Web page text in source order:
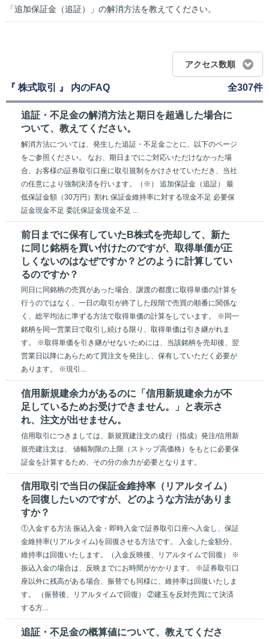
「追加保証金（追証）」の解消方法を教えてください。
アクセス数順
『 株式取引 』 内のFAQ 全307件
追証・不足金の解消方法と期日を超過した場合に
ついて、教えてください。
解消方法については、発生した追証・不足金ごとに、以下のページ
をご参照ください。 なお、期日までにご対応いただけなかった場
合、お客様の証券取引口座に取引規制をかけさせていただき、当社
の任意により強制決済を行います。（※） 追加保証金（追証） 最
低保証金額（30万円）割れ 保証金維持率に対する現金不足 必要保
証金現金不足 委託保証金現金不足 ...
前日までに保有していたB株式を売却して、新た
に同じ銘柄を買い付けたのですが、取得単価が正
しくないのはなぜですか？どのように計算してい
るのですか？
同日に同銘柄の売買があった場合、譲渡の都度に取得単価の計算を
行うのではなく、一日の取引が終了した段階で売買の順番に関係な
く、総平均法に準ずる方法で取得単価の計算をしています。 ※同一
銘柄を同一営業日で取引し続ける限り、取得単価は引き継がれま
す。 ※取得単価を引き継がせないためには、当該銘柄を売却後、翌
営業日以降にあらためて買注文を発注し、保有していただく必要が
あります。 ※現引...
信用新規建余力があるのに「信用新規建余力が不
足しているためお受けできません。」と表示さ
れ、注文が出せません。
信用取引につきましては、新規買建注文の成行（指成）発注/信用新
規売建注文は、 値幅制限の上限（ストップ高価格）をもとに必要保
証金を計算するため、その分の余力が必要となります。
信用取引で当日の保証金維持率（リアルタイム）
を回復したいのですが、どのような方法がありま
すか？
①入金する方法 振込入金・即時入金で証券取引口座へ入金し、保証
金維持率(リアルタイム)を回復させる方法です。 入金した金額分、
維持率は回復いたします。（入金反映後、リアルタイムで回復） ※
振込入金の場合は、反映までにお時間がかかります。 ※証券取引口
座以外に残高がある場合、振替でも同様に、維持率は回復いたしま
す。 （振替後、リアルタイムで回復） ②建玉を反対売買にて決済
する方...
追証・不足金の概算値について、教えてくださ